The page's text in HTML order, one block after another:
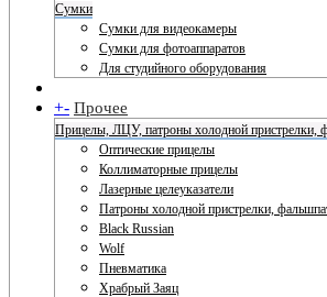
Сумки
Сумки для видеокамеры
Сумки для фотоаппаратов
Для студийного оборудования
+- Прочее
Прицелы, ЛЦУ, патроны холодной пристрелки,
Оптические прицелы
Коллиматорные прицелы
Лазерные целеуказатели
Патроны холодной пристрелки,
Black Russian
Wolf
Пневматика
Храбрый Заяц